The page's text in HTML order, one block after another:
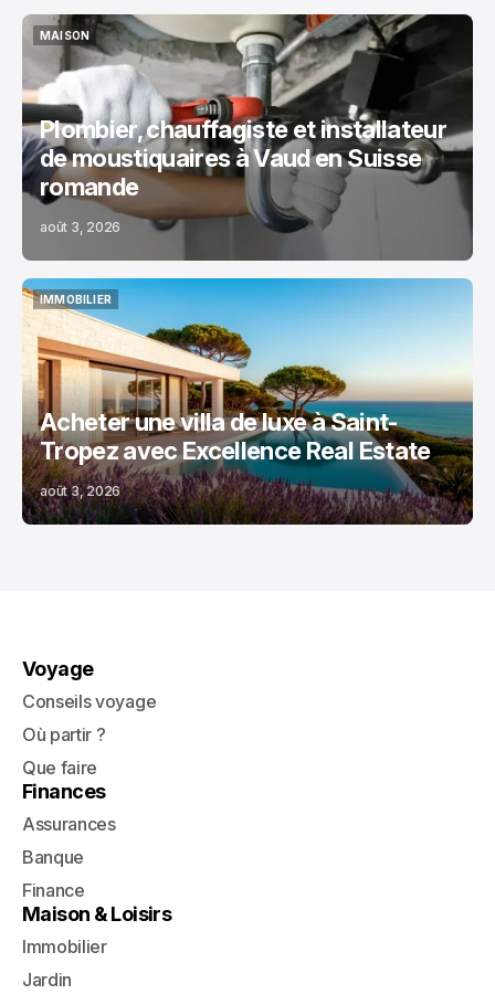
MAISON
MAISON
Plombier, chauffagiste et installateur
de moustiquaires à Vaud en Suisse
romande
août 3, 2026
IMMOBILIER
IMMOBILIER
Acheter une villa de luxe à Saint-
Tropez avec Excellence Real Estate
août 3, 2026
Voyage
Conseils voyage
Où partir ?
Que faire
Finances
Assurances
Banque
Finance
Maison & Loisirs
Immobilier
Jardin